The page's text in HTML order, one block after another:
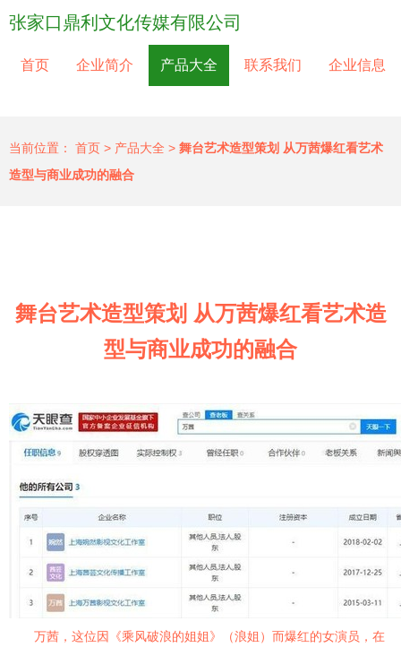
张家口鼎利文化传媒有限公司
首页 企业简介 产品大全 联系我们 企业信息
当前位置： 首页 > 产品大全 > 舞台艺术造型策划 从万茜爆红看艺术
造型与商业成功的融合
舞台艺术造型策划 从万茜爆红看艺术造
型与商业成功的融合
万茜，这位因《乘风破浪的姐姐》（浪姐）而爆红的女演员，在